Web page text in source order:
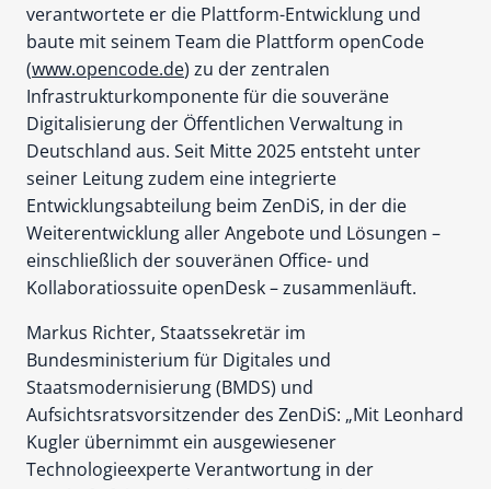
verantwortete er die Plattform-Entwicklung und
baute mit seinem Team die Plattform openCode
(www.opencode.de) zu der zentralen
Infrastrukturkomponente für die souveräne
Digitalisierung der Öffentlichen Verwaltung in
Deutschland aus. Seit Mitte 2025 entsteht unter
seiner Leitung zudem eine integrierte
Entwicklungsabteilung beim ZenDiS, in der die
Weiterentwicklung aller Angebote und Lösungen –
einschließlich der souveränen Office- und
Kollaboratiossuite openDesk – zusammenläuft.
Markus Richter, Staatssekretär im
Bundesministerium für Digitales und
Staatsmodernisierung (BMDS) und
Aufsichtsratsvorsitzender des ZenDiS: „Mit Leonhard
Kugler übernimmt ein ausgewiesener
Technologieexperte Verantwortung in der